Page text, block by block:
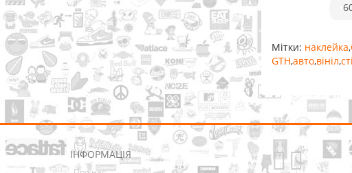
Мітки: наклейка,
GTH,авто,вініл,
ІНФОРМАЦІЯ